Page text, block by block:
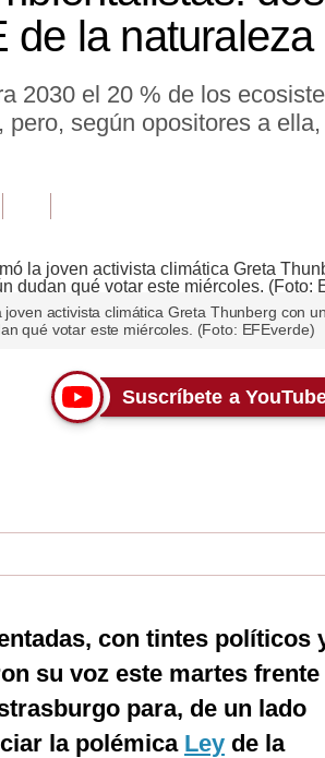
de la naturaleza
2030 el 20 % de los
según opositores a
activista climática Greta Thunberg con un
qué votar este miércoles. (Foto: EFEverde)
Suscríbete a
con tintes políticos
su voz este martes frente
para, de un lado
la polémica Ley de la